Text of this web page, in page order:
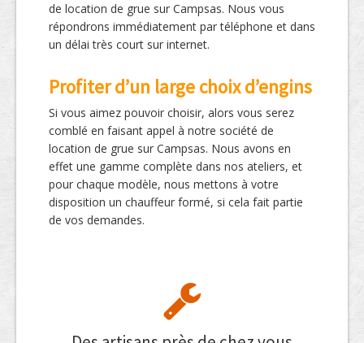
de location de grue sur Campsas. Nous vous
répondrons immédiatement par téléphone et dans
un délai très court sur internet.
Profiter d’un large choix d’engins
Si vous aimez pouvoir choisir, alors vous serez
comblé en faisant appel à notre société de
location de grue sur Campsas. Nous avons en
effet une gamme complète dans nos ateliers, et
pour chaque modèle, nous mettons à votre
disposition un chauffeur formé, si cela fait partie
de vos demandes.